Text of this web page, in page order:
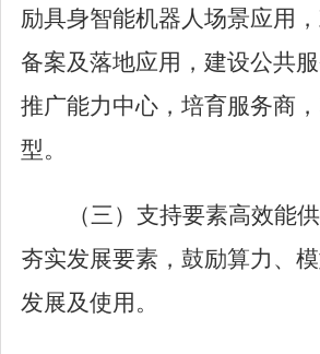
励具身智能机器人场景应用
备案及落地应用，建设公共
推广能力中心，培育服务商
型。
（三） 支持要素高效能
夯实发展要素，鼓励算力、
发展及使用。